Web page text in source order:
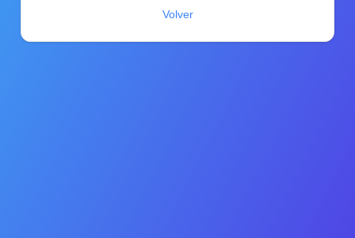
Volver